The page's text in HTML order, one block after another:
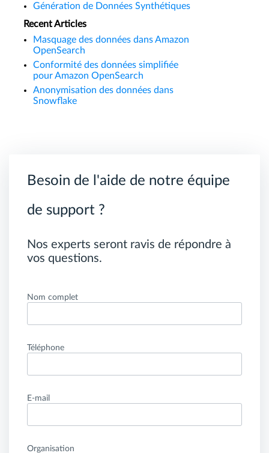
Génération de Données Synthétiques
Recent Articles
Masquage des données dans Amazon
OpenSearch
Conformité des données simplifiée
pour Amazon OpenSearch
Anonymisation des données dans
Snowflake
Besoin de l'aide de notre équipe
de support ?
Nos experts seront ravis de répondre à
vos questions.
Nom complet
Téléphone
E-mail
Organisation